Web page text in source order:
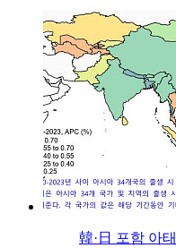
韓·日 포함 아